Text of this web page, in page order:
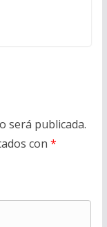
será publicada.
con *